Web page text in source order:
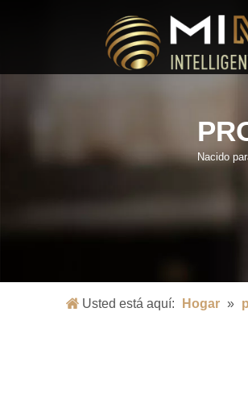
Nacido
Usted está aquí: Hogar »